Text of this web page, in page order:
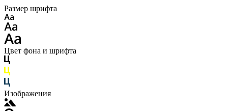
Размер шрифта
Цвет фона и шрифта
Изображения